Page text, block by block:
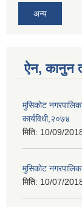
अन्य
ऐन, कानुन
मुसिकाेट
कार्यविधी,२०७४
मिति: 10/09/
मुसिकाेट
मिति: 10/07/